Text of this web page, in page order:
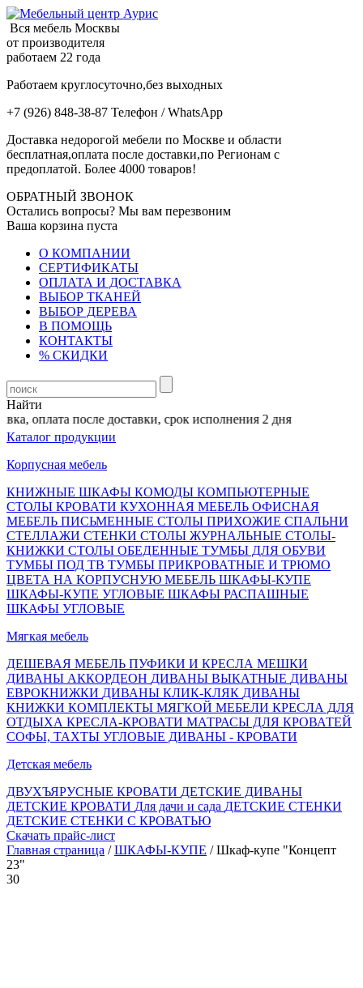
Вся мебель Москвы
от производителя
работаем 22 года
Работаем круглосуточно,без выходных
+7 (926) 848-38-87 Телефон / WhatsApp
Доставка недорогой мебели по Москве и области
бесплатная,оплата после доставки,по Регионам с
предоплатой. Более 4000 товаров!
ОБРАТНЫЙ ЗВОНОК
Остались вопросы? Мы вам перезвоним
Ваша корзина пуста
О КОМПАНИИ
СЕРТИФИКАТЫ
ОПЛАТА И ДОСТАВКА
ВЫБОР ТКАНЕЙ
ВЫБОР ДЕРЕВА
В ПОМОЩЬ
КОНТАКТЫ
% СКИДКИ
Найти
оплата после доставки, срок исполнения 2 дня
Каталог продукции
Корпусная мебель
КНИЖНЫЕ ШКАФЫ КОМОДЫ КОМПЬЮТЕРНЫЕ
СТОЛЫ КРОВАТИ КУХОННАЯ МЕБЕЛЬ ОФИСНАЯ
МЕБЕЛЬ ПИСЬМЕННЫЕ СТОЛЫ ПРИХОЖИЕ СПАЛЬНИ
СТЕЛЛАЖИ СТЕНКИ СТОЛЫ ЖУРНАЛЬНЫЕ СТОЛЫ-
КНИЖКИ СТОЛЫ ОБЕДЕННЫЕ ТУМБЫ ДЛЯ ОБУВИ
ТУМБЫ ПОД ТВ ТУМБЫ ПРИКРОВАТНЫЕ И ТРЮМО
ЦВЕТА НА КОРПУСНУЮ МЕБЕЛЬ ШКАФЫ-КУПЕ
ШКАФЫ-КУПЕ УГЛОВЫЕ ШКАФЫ РАСПАШНЫЕ
ШКАФЫ УГЛОВЫЕ
Мягкая мебель
ДЕШЕВАЯ МЕБЕЛЬ ПУФИКИ И КРЕСЛА МЕШКИ
ДИВАНЫ АККОРДЕОН ДИВАНЫ ВЫКАТНЫЕ ДИВАНЫ
ЕВРОКНИЖКИ ДИВАНЫ КЛИК-КЛЯК ДИВАНЫ
КНИЖКИ КОМПЛЕКТЫ МЯГКОЙ МЕБЕЛИ КРЕСЛА ДЛЯ
ОТДЫХА КРЕСЛА-КРОВАТИ МАТРАСЫ ДЛЯ КРОВАТЕЙ
СОФЫ, ТАХТЫ УГЛОВЫЕ ДИВАНЫ - КРОВАТИ
Детская мебель
ДВУХЪЯРУСНЫЕ КРОВАТИ ДЕТСКИЕ ДИВАНЫ
ДЕТСКИЕ КРОВАТИ Для дачи и сада ДЕТСКИЕ СТЕНКИ
ДЕТСКИЕ СТЕНКИ С КРОВАТЬЮ
Скачать прайс-лист
Главная страница /ШКАФЫ-КУПЕ / Шкаф-купе "Концепт
23"
30